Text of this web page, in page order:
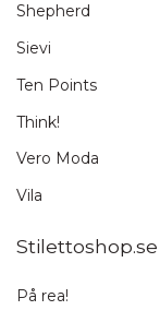
Shepherd
Sievi
Ten Points
Think!
Vero Moda
Vila
Stilettoshop.se
På rea!